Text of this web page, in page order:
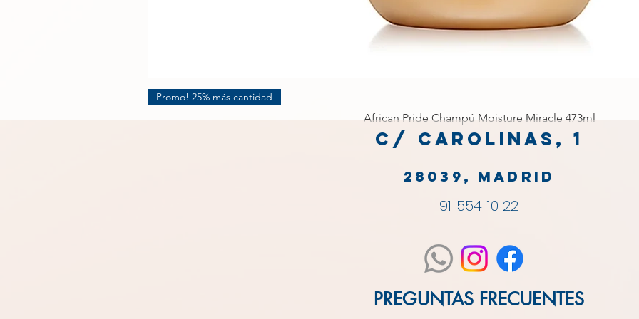
Promo! 25% más cantidad
African Pride Champú Moisture Miracle 473ml
C/ Carolinas, 1
28039, MADRID
91 554 10 22
PREGUNTAS FRECUENTES